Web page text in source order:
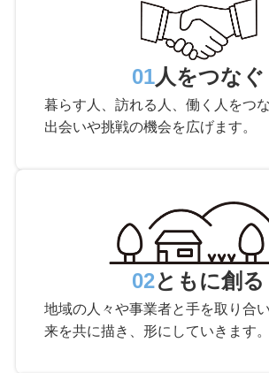
01人をつなぐ
暮らす人、訪れる人、働く人をつ
出会いや挑戦の機会を広げます。
02ともに創る
地域の人々や事業者と手を取り合
来を共に描き、形にしていきます。